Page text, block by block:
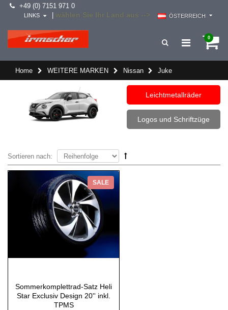
+49 (0) 7151 971 0
wählen Sie Ihr Land aus --> ÖSTERREICH
LINKS
0
Home WEITERE MARKEN Nissan Juke
Leichtmetallräder
Logos und Schriftzüge
Sortieren nach:
SALE
Sommerkomplettrad-Satz Heli
Star Exclusiv Design 20'' inkl.
TPMS